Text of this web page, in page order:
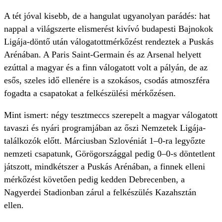
A tét jóval kisebb, de a hangulat ugyanolyan parádés: hat
nappal a világszerte elismerést kivívó budapesti Bajnokok
Ligája-döntő után válogatottmérkőzést rendeztek a Puskás
Arénában. A Paris Saint-Germain és az Arsenal helyett
ezúttal a magyar és a finn válogatott volt a pályán, de az
esős, szeles idő ellenére is a szokásos, csodás atmoszféra
fogadta a csapatokat a felkészülési mérkőzésen.
Mint ismert: négy tesztmeccs szerepelt a magyar válogatott
tavaszi és nyári programjában az őszi Nemzetek Ligája-
találkozók előtt. Márciusban Szlovéniát 1–0-ra legyőzte
nemzeti csapatunk, Görögországgal pedig 0–0-s döntetlent
játszott, mindkétszer a Puskás Arénában, a finnek elleni
mérkőzést követően pedig kedden Debrecenben, a
Nagyerdei Stadionban zárul a felkészülés Kazahsztán
ellen.